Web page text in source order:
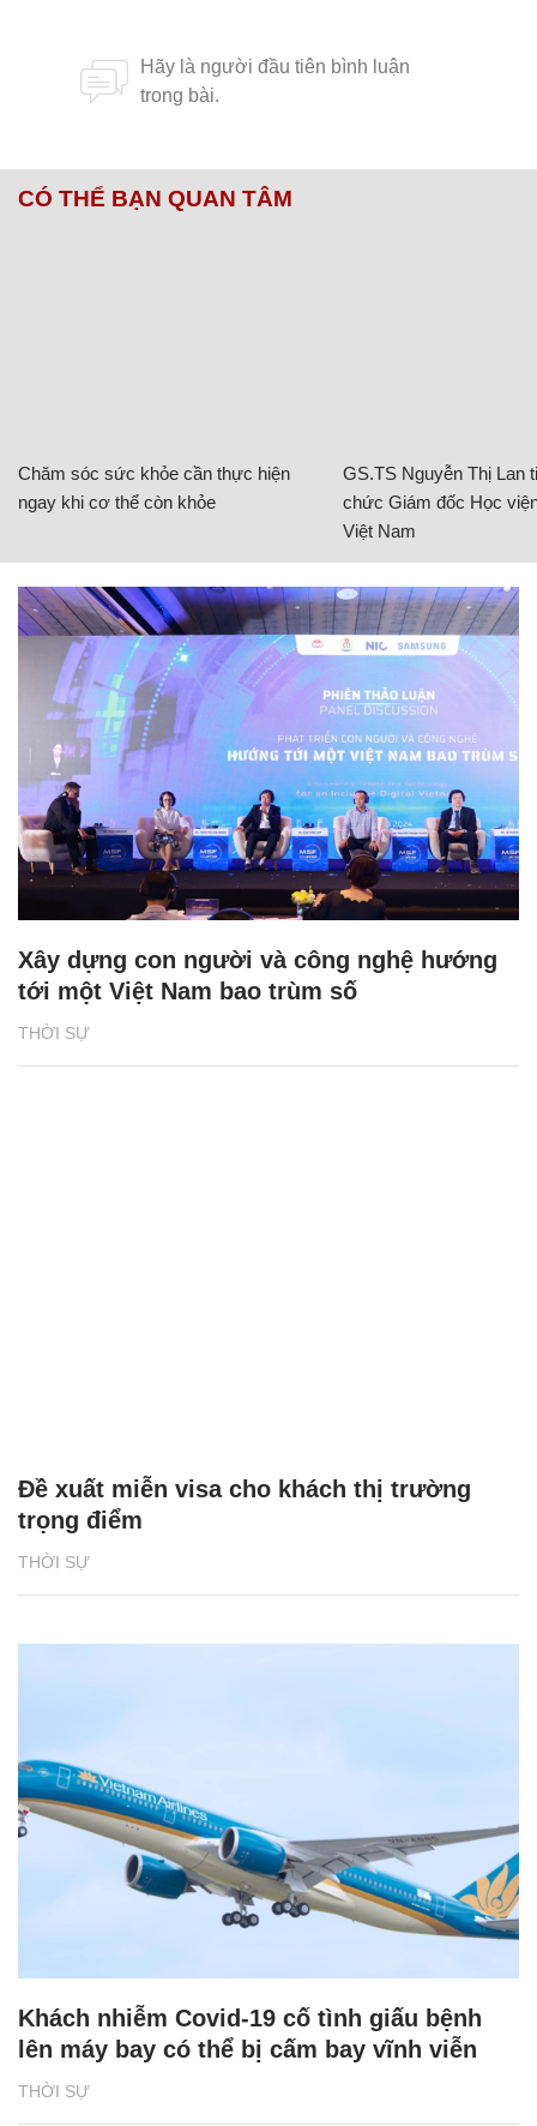
CÓ THỂ BẠN QUAN TÂM
Chăm sóc sức khỏe cần thực hiện
ngay khi cơ thể còn khỏe
GS.TS Nguyễn Thị Lan
chức Giám đốc Học
Việt Nam
THỜI SỰ
Xây dựng con người và công nghệ hướng
tới một Việt Nam bao trùm số
THỜI SỰ
Đề xuất miễn visa cho khách thị trường
trọng điểm
THỜI SỰ
Khách nhiễm Covid-19 cố tình giấu bệnh
lên máy bay có thể bị cấm bay vĩnh viễn